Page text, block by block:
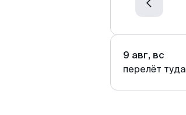
9 авг, вс
перелёт туда